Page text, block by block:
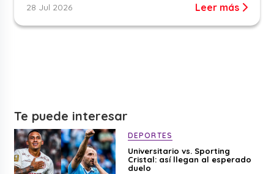
28 Jul 2026 Leer más
Te puede interesar
DEPORTES
Universitario vs. Sporting
Cristal: así llegan al esperado
duelo